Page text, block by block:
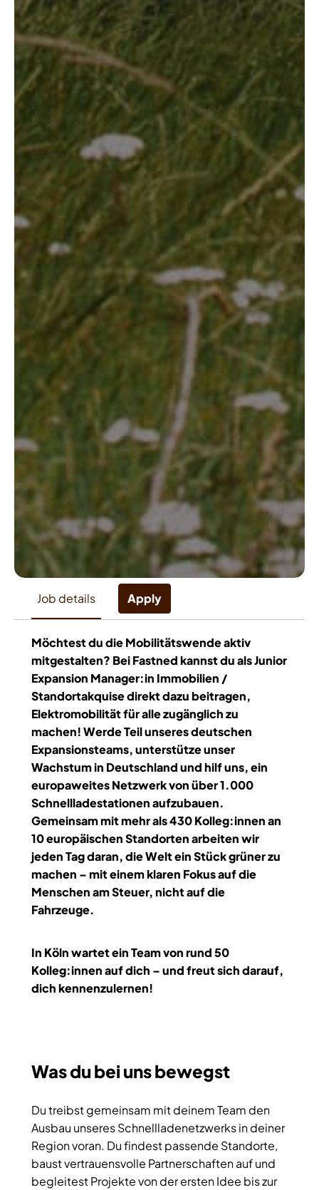
Job details Apply
Möchtest du die Mobilitätswende aktiv
mitgestalten? Bei Fastned kannst du als Junior
Expansion Manager:in Immobilien /
Standortakquise direkt dazu beitragen,
Elektromobilität für alle zugänglich zu
machen! Werde Teil unseres deutschen
Expansionsteams, unterstütze unser
Wachstum in Deutschland und hilf uns, ein
europaweites Netzwerk von über 1.000
Schnellladestationen aufzubauen.
Gemeinsam mit mehr als 430 Kolleg:innen an
10 europäischen Standorten arbeiten wir
jeden Tag daran, die Welt ein Stück grüner zu
machen – mit einem klaren Fokus auf die
Menschen am Steuer, nicht auf die
Fahrzeuge.
In Köln wartet ein Team von rund 50
Kolleg:innen auf dich – und freut sich darauf,
dich kennenzulernen!
Was du bei uns bewegst
Du treibst gemeinsam mit deinem Team den
Ausbau unseres Schnellladenetzwerks in deiner
Region voran. Du findest passende Standorte,
baust vertrauensvolle Partnerschaften auf und
begleitest Projekte von der ersten Idee bis zur